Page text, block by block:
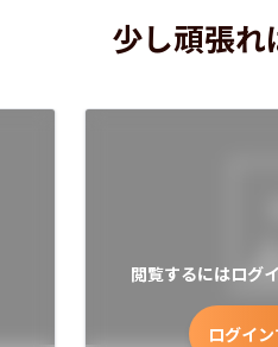
少し頑張
閲覧するにはログ
ログイ